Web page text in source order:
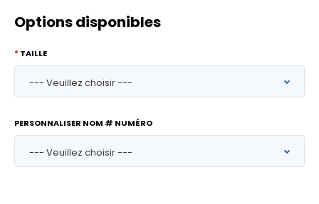
Options disponibles
TAILLE
PERSONNALISER NOM # NUMÉRO